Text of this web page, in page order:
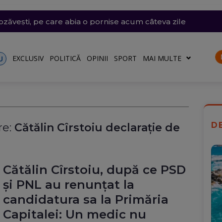
viitoare. Accesul se va face în etape. Iată ce
pe o stâncă de pe Transfăgărășan mesajul de
pe care abia o pornise acum câteva zile
extreme: 39 de grade la umbră, vijelii de 90 km/h și
Thailanda: 8 persoane au fost ucise într-un atac armat
EXCLUSIV POLITICĂ OPINII SPORT MAI MULTE
Cătălin Cîrstoiu declarație de
Cătălin Cîrstoiu, după ce PSD
și PNL au renunțat la
candidatura sa la Primăria
Capitalei: Un medic nu